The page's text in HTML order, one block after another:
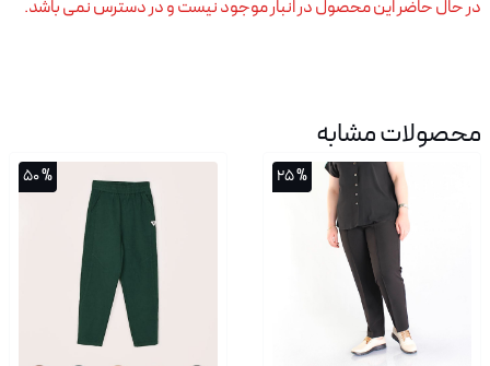
در حال حاضر این محصول در انبار موجود نیست و در دسترس نمی باشد.
محصولات مشابه
% 25
% 50